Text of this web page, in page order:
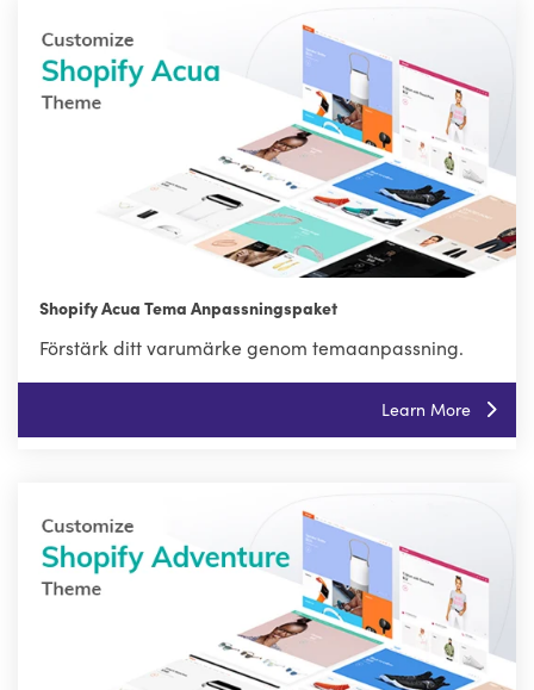
Shopify Acua Tema Anpassningspaket
Förstärk ditt varumärke genom temaanpassning.
Learn More